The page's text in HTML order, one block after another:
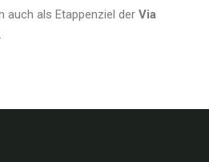
auch als Etappenziel derVia